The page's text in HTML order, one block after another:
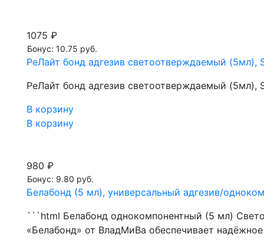
1075 ₽
Бонус: 10.75 руб.
РеЛайт бонд адгезив светоотверждаемый (5мл),
РеЛайт бонд адгезив светоотверждаемый (5мл),
В корзину
В корзину
980 ₽
Бонус: 9.80 руб.
Белабонд (5 мл), универсальный адгезив/
```html Белабонд однокомпонентный (5 мл)
«Белабонд» от ВладМиВа обеспечивает